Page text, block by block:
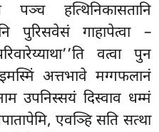
पञ्च हत्थिनिकासतानि
पुरिसवेसं गाहापेत्वा –
वत्वा पुन
अत्तभावे मग्गफलानं
उपनिस्सयं दिस्वाव धम्मं
एवञ्हि सति सत्था